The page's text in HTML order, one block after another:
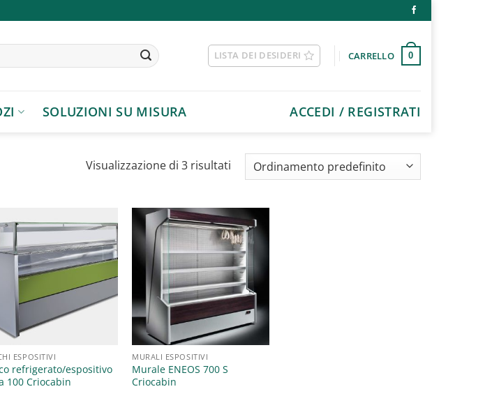
LISTA DEI DESIDERI CARRELLO 0
SOLUZIONI SU MISURA ACCEDI / REGISTRATI
Visualizzazione di 3 risultati
Aggiungi
alla lista
dei
desideri
ESPOSITIVI
refrigerato/espositivo
100 Criocabin
Aggiungi
alla lista
dei
desideri
MURALI ESPOSITIVI
Murale ENEOS 700 S
Criocabin